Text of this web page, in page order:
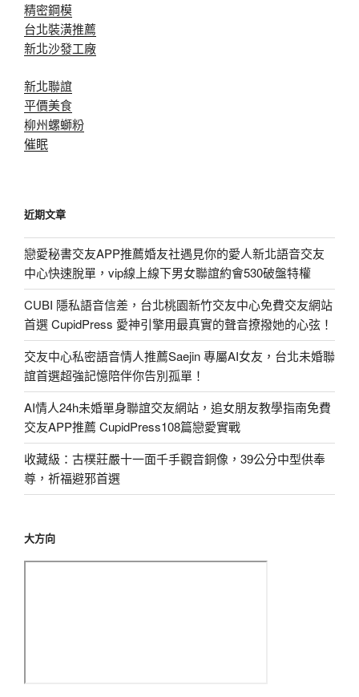
精密鋼模
台北裝潢推薦
新北沙發工廠
新北聯誼
平價美食
柳州螺螄粉
催眠
近期文章
戀愛秘書交友APP推薦婚友社遇見你的愛人新北語音交友
中心快速脫單，vip線上線下男女聯誼約會530破盤特權
CUBI 隱私語音信差，台北桃園新竹交友中心免費交友網站
首選 CupidPress 愛神引擎用最真實的聲音撩撥她的心弦！
交友中心私密語音情人推薦Saejin 專屬AI女友，台北未婚聯
誼首選超強記憶陪伴你告別孤單！
AI情人24h未婚單身聯誼交友網站，追女朋友教學指南免費
交友APP推薦 CupidPress108篇戀愛實戰
收藏級：古樸莊嚴十一面千手觀音銅像，39公分中型供奉
尊，祈福避邪首選
大方向